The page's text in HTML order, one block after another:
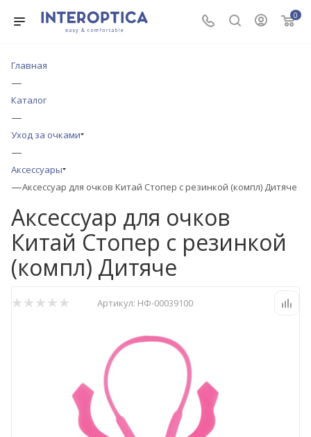
0
Главная
—
Каталог
—
Уход за очками
—
Аксессуары
—Аксессуар для очков Китай Стопер с резинкой (компл) Дитяче
Аксессуар для очков
Китай Стопер с резинкой
(компл) Дитяче
Артикул: НФ-00039100